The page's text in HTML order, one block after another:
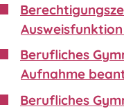
Berufliches
Aufnahme
Berufliches